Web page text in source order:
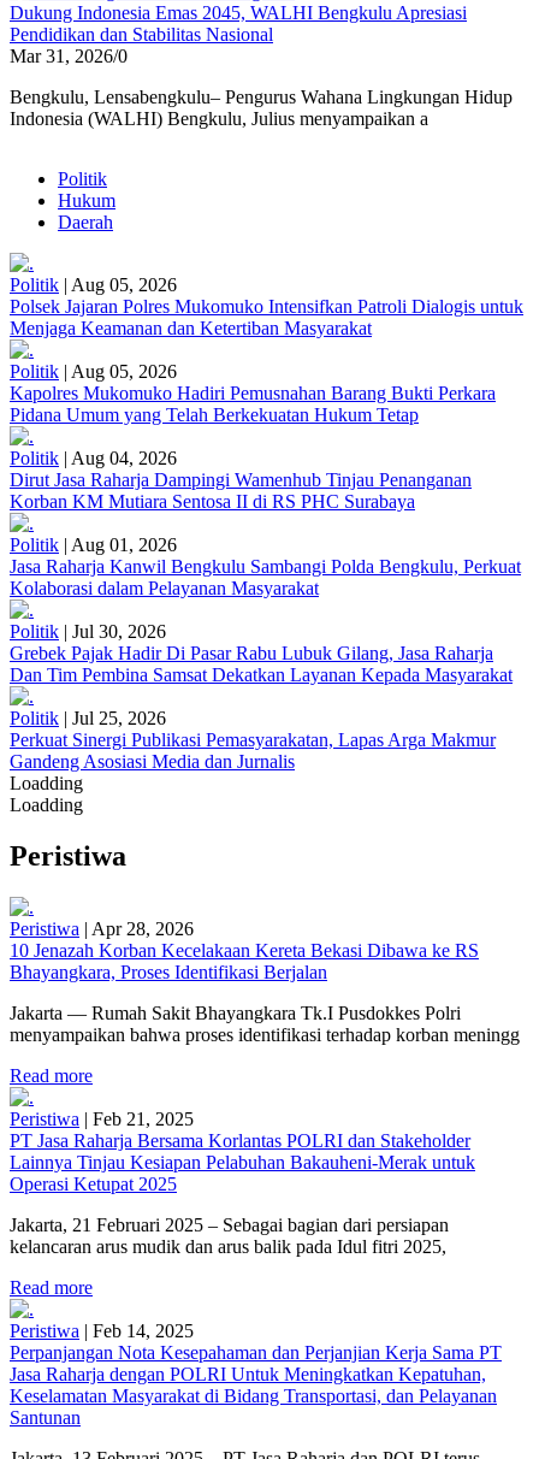
Dukung Indonesia Emas 2045, WALHI Bengkulu Apresiasi
Pendidikan dan Stabilitas Nasional
Mar 31, 2026/0
Bengkulu, Lensabengkulu– Pengurus Wahana Lingkungan Hidup
Indonesia (WALHI) Bengkulu, Julius menyampaikan a
Politik
Hukum
Daerah
Politik | Aug 05, 2026
Polsek Jajaran Polres Mukomuko Intensifkan Patroli Dialogis untuk
Menjaga Keamanan dan Ketertiban Masyarakat
Politik | Aug 05, 2026
Kapolres Mukomuko Hadiri Pemusnahan Barang Bukti Perkara
Pidana Umum yang Telah Berkekuatan Hukum Tetap
Politik | Aug 04, 2026
Dirut Jasa Raharja Dampingi Wamenhub Tinjau Penanganan
Korban KM Mutiara Sentosa II di RS PHC Surabaya
Politik | Aug 01, 2026
Jasa Raharja Kanwil Bengkulu Sambangi Polda Bengkulu, Perkuat
Kolaborasi dalam Pelayanan Masyarakat
Politik | Jul 30, 2026
Grebek Pajak Hadir Di Pasar Rabu Lubuk Gilang, Jasa Raharja
Dan Tim Pembina Samsat Dekatkan Layanan Kepada Masyarakat
Politik | Jul 25, 2026
Perkuat Sinergi Publikasi Pemasyarakatan, Lapas Arga Makmur
Gandeng Asosiasi Media dan Jurnalis
Loadding
Loadding
Peristiwa
Peristiwa | Apr 28, 2026
10 Jenazah Korban Kecelakaan Kereta Bekasi Dibawa ke RS
Bhayangkara, Proses Identifikasi Berjalan
Jakarta — Rumah Sakit Bhayangkara Tk.I Pusdokkes Polri
menyampaikan bahwa proses identifikasi terhadap korban meningg
Read more
Peristiwa | Feb 21, 2025
PT Jasa Raharja Bersama Korlantas POLRI dan Stakeholder
Lainnya Tinjau Kesiapan Pelabuhan Bakauheni-Merak untuk
Operasi Ketupat 2025
Jakarta, 21 Februari 2025 – Sebagai bagian dari persiapan
kelancaran arus mudik dan arus balik pada Idul fitri 2025,
Read more
Peristiwa | Feb 14, 2025
Perpanjangan Nota Kesepahaman dan Perjanjian Kerja Sama PT
Jasa Raharja dengan POLRI Untuk Meningkatkan Kepatuhan,
Keselamatan Masyarakat di Bidang Transportasi, dan Pelayanan
Santunan